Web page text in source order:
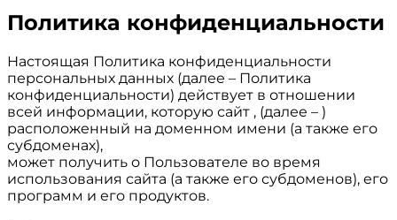
Политика конфиденциальности
Настоящая Политика конфиденциальности
персональных данных (далее – Политика
конфиденциальности) действует в отношении
всей информации, которую сайт , (далее – )
расположенный на доменном имени (а также его
субдоменах),
может получить о Пользователе во время
использования сайта (а также его субдоменов), его
программ и его продуктов.